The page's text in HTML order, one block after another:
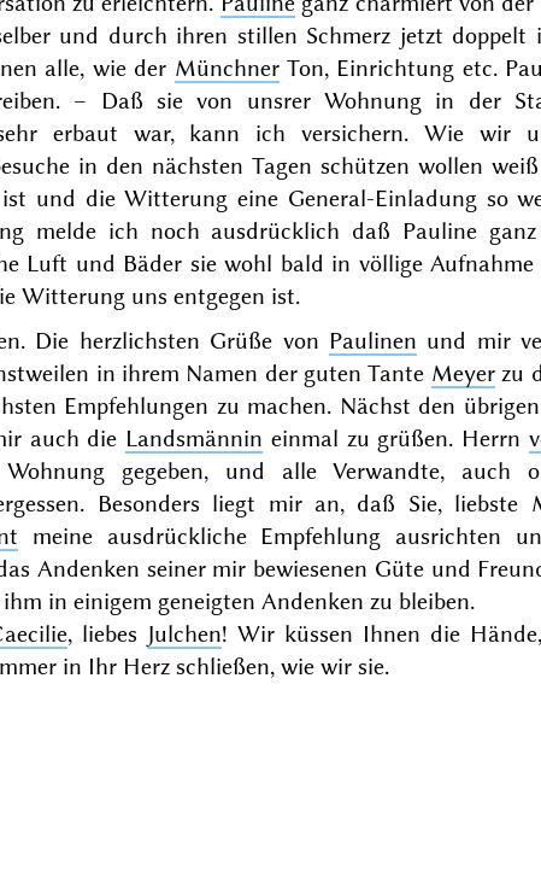
und durch ihren stillen Schmerz jetzt doppelt
alle, wie der MünchnerTon, Einrichtung etc.
– Daß sie von unsrer Wohnung in der
erbaut war, kann ich versichern. Wie wir
in den nächsten Tagen schützen wollen
und die Witterung eine General-Einladung so
melde ich noch ausdrücklich daß Pauline
Luft und Bäder sie wohl bald in völlige
Witterung uns entgegen ist.
Die herzlichsten Grüße von Paulinen und mir
in ihrem Namen der guten Tante Meyerzu
Empfehlungen zu machen. Nächst den
auch die Landsmännin einmal zu grüßen. Herrn
gegeben, und alle Verwandte, auch
Besonders liegt mir an, daß Sie, liebste
meine ausdrückliche Empfehlung ausrichten
Andenken seiner mir bewiesenen Güte und
in einigem geneigten Andenken zu bleiben.
, liebes Julchen! Wir küssen Ihnen die
in Ihr Herz schließen, wie wir sie.